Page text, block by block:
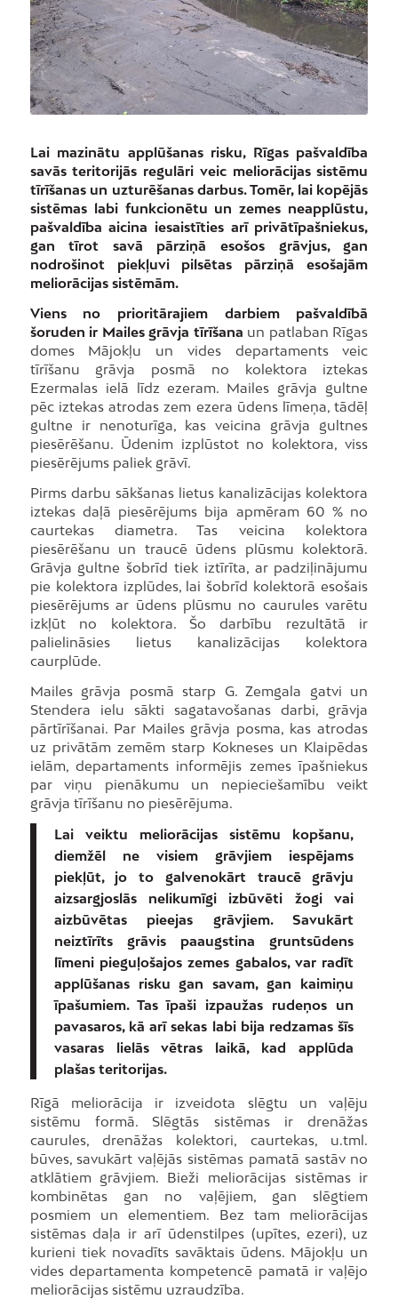
Lai mazinātu applūšanas risku, Rīgas pašvaldība
savās teritorijās regulāri veic meliorācijas sistēmu
tīrīšanas un uzturēšanas darbus. Tomēr, lai kopējās
sistēmas labi funkcionētu un zemes neapplūstu,
pašvaldība aicina iesaistīties arī privātīpašniekus,
gan tīrot savā pārziņā esošos grāvjus, gan
nodrošinot piekļuvi pilsētas pārziņā esošajām
meliorācijas sistēmām.
Viens no prioritārajiem darbiem pašvaldībā
šoruden ir Mailes grāvja tīrīšana un patlaban Rīgas
domes Mājokļu un vides departaments veic
tīrīšanu grāvja posmā no kolektora iztekas
Ezermalas ielā līdz ezeram. Mailes grāvja gultne
pēc iztekas atrodas zem ezera ūdens līmeņa, tādēļ
gultne ir nenoturīga, kas veicina grāvja gultnes
piesērēšanu. Ūdenim izplūstot no kolektora, viss
piesērējums paliek grāvī.
Pirms darbu sākšanas lietus kanalizācijas kolektora
iztekas daļā piesērējums bija apmēram 60 % no
caurtekas diametra. Tas veicina kolektora
piesērēšanu un traucē ūdens plūsmu kolektorā.
Grāvja gultne šobrīd tiek iztīrīta, ar padziļinājumu
pie kolektora izplūdes, lai šobrīd kolektorā esošais
piesērējums ar ūdens plūsmu no caurules varētu
izkļūt no kolektora. Šo darbību rezultātā ir
palielināsies lietus kanalizācijas kolektora
caurplūde.
Mailes grāvja posmā starp G. Zemgala gatvi un
Stendera ielu sākti sagatavošanas darbi, grāvja
pārtīrīšanai. Par Mailes grāvja posma, kas atrodas
uz privātām zemēm starp Kokneses un Klaipēdas
ielām, departaments informējis zemes īpašniekus
par viņu pienākumu un nepieciešamību veikt
grāvja tīrīšanu no piesērējuma.
Lai veiktu meliorācijas sistēmu kopšanu,
diemžēl ne visiem grāvjiem iespējams
piekļūt, jo to galvenokārt traucē grāvju
aizsargjoslās nelikumīgi izbūvēti žogi vai
aizbūvētas pieejas grāvjiem. Savukārt
neiztīrīts grāvis paaugstina gruntsūdens
līmeni pieguļošajos zemes gabalos, var radīt
applūšanas risku gan savam, gan kaimiņu
īpašumiem. Tas īpaši izpaužas rudeņos un
pavasaros, kā arī sekas labi bija redzamas šīs
vasaras lielās vētras laikā, kad applūda
plašas teritorijas.
Rīgā meliorācija ir izveidota slēgtu un vaļēju
sistēmu formā. Slēgtās sistēmas ir drenāžas
caurules, drenāžas kolektori, caurtekas, u.tml.
būves, savukārt vaļējās sistēmas pamatā sastāv no
atklātiem grāvjiem. Bieži meliorācijas sistēmas ir
kombinētas gan no vaļējiem, gan slēgtiem
posmiem un elementiem. Bez tam meliorācijas
sistēmas daļa ir arī ūdenstilpes (upītes, ezeri), uz
kurieni tiek novadīts savāktais ūdens. Mājokļu un
vides departamenta kompetencē pamatā ir vaļējo
meliorācijas sistēmu uzraudzība.